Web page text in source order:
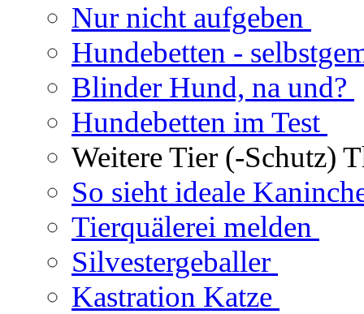
Nur nicht aufgeben
Hundebetten -
Blinder Hund, na und?
Hundebetten im Test
Weitere Tier (-Schutz)
So sieht ideale
Tierquälerei melden
Silvestergeballer
Kastration Katze